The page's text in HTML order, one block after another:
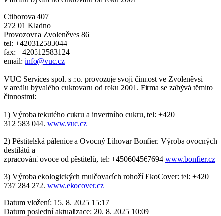
Ctiborova 407
272 01 Kladno
Provozovna Zvoleněves 86
tel: +420312583044
fax: +420312583124
email: info@vuc.cz
VUC Services spol. s r.o. provozuje svoji činnost ve Zvoleněvsi
v areálu bývalého cukrovaru od roku 2001. Firma se zabývá těmito
činnostmi:
1) Výroba tekutého cukru a invertního cukru, tel: +420
312 583 044. www.vuc.cz
2) Pěstitelská pálenice a Ovocný Lihovar Bonfier. Výroba ovocných
destilátů a
zpracování ovoce od pěstitelů, tel: +450604567694 www.bonfier.cz
3) Výroba ekologických mulčovacích rohoží EkoCover: tel: +420
737 284 272. www.ekocover.cz
Datum vložení: 15. 8. 2025 15:17
Datum poslední aktualizace: 20. 8. 2025 10:09